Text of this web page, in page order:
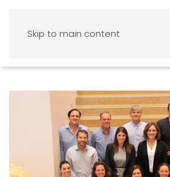
Skip to main content